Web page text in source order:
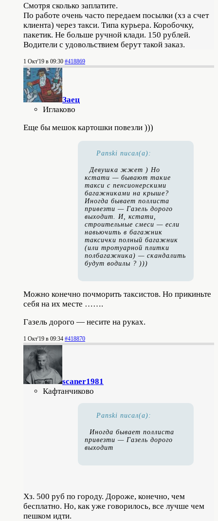
Смотря сколько заплатите.
По работе очень часто передаем посылки (хз а счет
клиента) через такси. Типа курьера. Коробочку,
пакетик. Не больше ручной клади. 150 рублей.
Водители с удовольствием берут такой заказ.
1 Окт'19 в 09:30 #418869
Заец
Иглаково
Еще бы мешок картошки повезли )))
Panski писал(а):
Девушка жжет ) Но
кстати — бывают такие
такси с пенсионерскими
багажниками на крыше?
Иногда бывает поллиста
привезти — Газель дорого
выходит. И, кстати,
строительные смеси — если
навьючить в багажник
таксички полный багажник
(или тротуарной плитки
полбагажника) — скандалить
будут водилы ? )))
Можно конечно почморить таксистов. Но прикиньте
себя на их месте …….
Газель дорого — несите на руках.
1 Окт'19 в 09:34 #418870
scaner1981
Кафтанчиково
Panski писал(а):
Иногда бывает поллиста
привезти — Газель дорого
выходит
Хз. 500 руб по городу. Дороже, конечно, чем
бесплатно. Но, как уже говорилось, все лучше чем
пешком идти.